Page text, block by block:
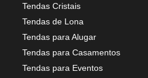
Tendas Cristais
Tendas de Lona
Tendas para Alugar
Tendas para Casamentos
Tendas para Eventos